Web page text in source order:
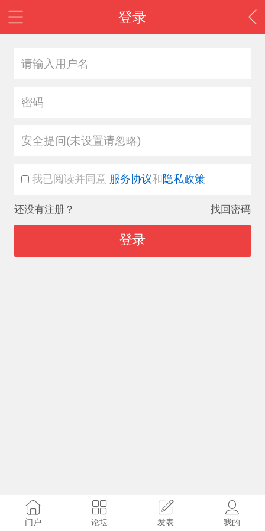
登录
安全提问(未设置请忽略)
我已阅读并同意 服务协议和 隐私政策
还没有注册？ 找回密码
门户 论坛 发表 我的